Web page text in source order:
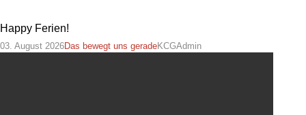
Happy Ferien!
03. August 2026Das bewegt uns geradeKCGAdmin